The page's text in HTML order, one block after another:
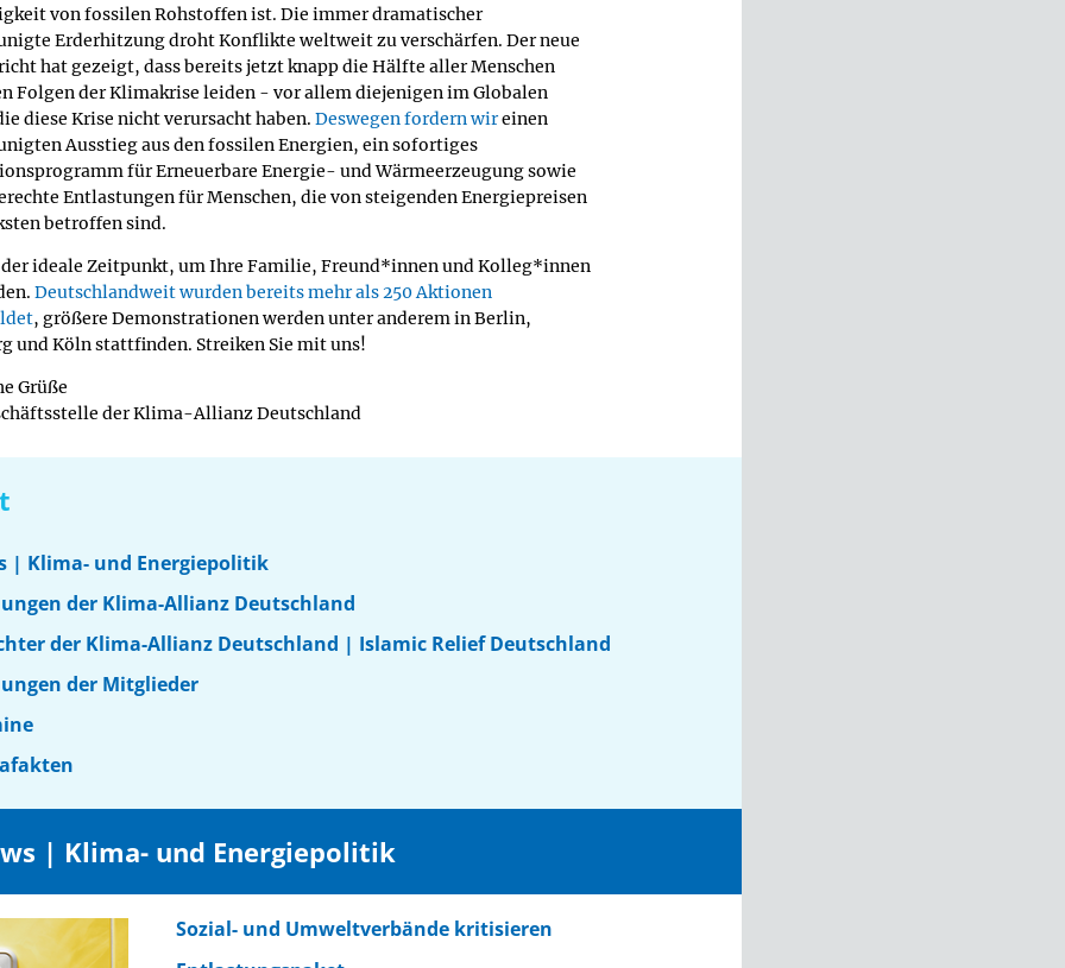
von fossilen Rohstoffen ist. Die immer dramatischer
Erderhitzung droht Konflikte weltweit zu verschärfen. Der neue
hat gezeigt, dass bereits jetzt knapp die Hälfte aller Menschen
Folgen der Klimakrise leiden - vor allem diejenigen im Globalen
diese Krise nicht verursacht haben. Deswegen fordern wireinen
Ausstieg aus den fossilen Energien, ein sofortiges
für Erneuerbare Energie- und Wärmeerzeugung sowie
Entlastungen für Menschen, die von steigenden Energiepreisen
betroffen sind.
ideale Zeitpunkt, um Ihre Familie, Freund*innen und Kolleg*innen
Deutschlandweit wurden bereits mehr als 250 Aktionen
, größere Demonstrationen werden unter anderem in Berlin,
und Köln stattfinden. Streiken Sie mit uns!
Grüße
der Klima-Allianz Deutschland
| Klima- und Energiepolitik
der Klima-Allianz Deutschland
der Klima-Allianz Deutschland | Islamic Relief Deutschland
der Mitglieder
| Klima- und Energiepolitik
Sozial- und Umweltverbände kritisieren